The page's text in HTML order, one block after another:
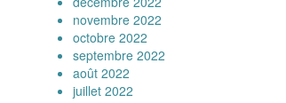
novembre 2022
octobre 2022
septembre 2022
août 2022
juillet 2022